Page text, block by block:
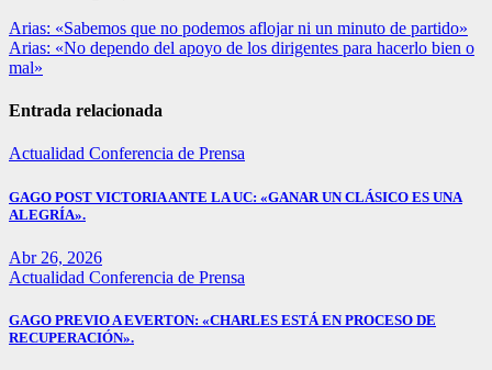
Navegación
de
Arias: «Sabemos que no podemos aflojar ni un minuto de partido»
Arias: «No dependo del apoyo de los dirigentes para hacerlo bien o
mal»
Entrada relacionada
Actualidad Conferencia de Prensa
GAGO POST VICTORIA ANTE LA UC: «GANAR UN CLÁSICO ES UNA
ALEGRÍA».
Abr 26, 2026
Actualidad Conferencia de Prensa
GAGO PREVIO A EVERTON: «CHARLES ESTÁ EN PROCESO DE
RECUPERACIÓN».